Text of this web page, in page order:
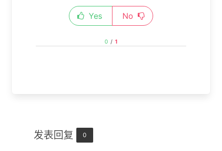
Yes No
0 / 1
发表回复 0